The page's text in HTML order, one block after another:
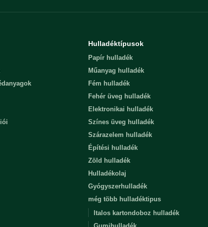
Hulladéktípusok
Papír hulladék
Műanyag hulladék
Fém hulladék
Fehér üveg hulladék
Elektronikai hulladék
Színes üveg hulladék
Szárazelem hulladék
Építési hulladék
Zöld hulladék
Hulladékolaj
Gyógyszerhulladék
még több hulladéktipus
Italos kartondoboz hulladék